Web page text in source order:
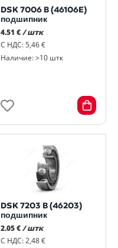
DSK 7006 B (46106E)
подшипник
4.51 € / штк
С НДС: 5,46 €
Наличие: >10 штк
DSK 7203 B (46203)
подшипник
2.05 € / штк
С НДС: 2,48 €